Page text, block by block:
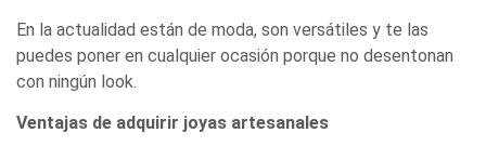
En la actualidad están de moda, son versátiles y te las
puedes poner en cualquier ocasión porque no desentonan
con ningún look.
Ventajas de adquirir joyas artesanales